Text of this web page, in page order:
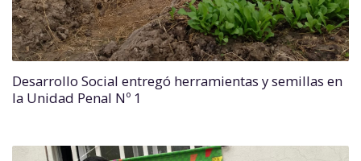
Desarrollo Social entregó herramientas y semillas en
la Unidad Penal Nº 1